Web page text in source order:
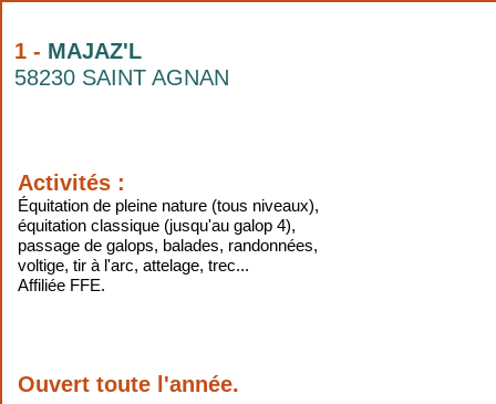
1 - MAJAZ'L
58230 SAINT AGNAN
Activités :
Équitation de pleine nature (tous niveaux),
équitation classique (jusqu'au galop 4),
passage de galops, balades, randonnées,
voltige, tir à l'arc, attelage, trec...
Affiliée FFE.
Ouvert toute l'année.